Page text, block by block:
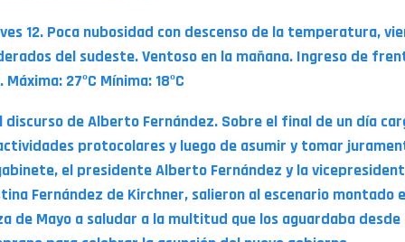
12. Poca nubosidad con descenso de la temperatura,
del sudeste. Ventoso en la mañana. Ingreso de
27ºC Mínima: 18ºC
discurso de Alberto Fernández. Sobre el final de un día
protocolares y luego de asumir y tomar
el presidente Alberto Fernández y la
Fernández de Kirchner, salieron al escenario montado
de Mayo a saludar a la multitud que los aguardaba desde